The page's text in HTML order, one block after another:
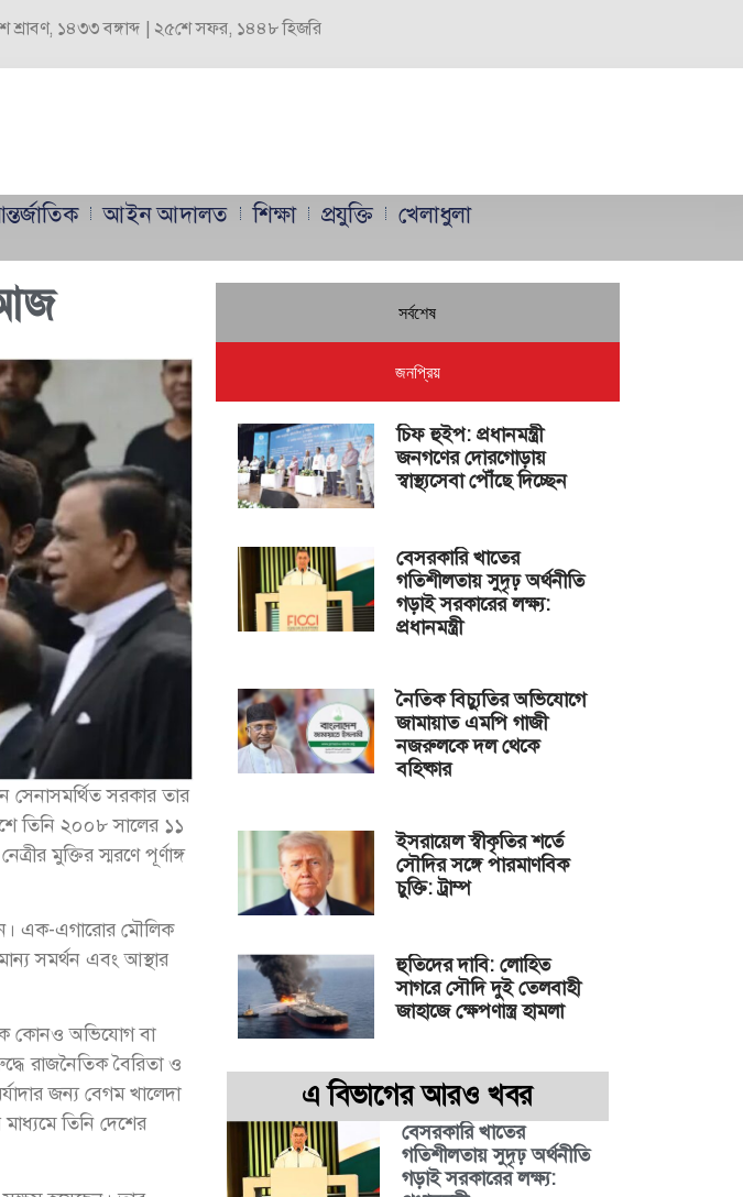
শ্রাবণ, ১৪৩৩ বঙ্গাব্দ | ২৫শে সফর, ১৪৪৮ হিজরি
আইন আদালত শিক্ষা প্রযুক্তি খেলাধুলা
আজ
সরকার তার
তিনি ২০০৮ সালের ১১
মুক্তির স্মরণে পূর্ণাঙ্গ
এক-এগারোর মৌলিক
সমর্থন এবং আস্থার
কোনও অভিযোগ বা
রাজনৈতিক বৈরিতা ও
জন্য বেগম খালেদা
তিনি দেশের
সর্বশেষ
জনপ্রিয়
চিফ হুইপ: প্রধানমন্ত্রী
জনগণের দোরগোড়ায়
স্বাস্থ্যসেবা পৌঁছে দিচ্ছেন
বেসরকারি খাতের
গতিশীলতায় সুদৃঢ় অর্থনীতি
গড়াই সরকারের লক্ষ্য:
প্রধানমন্ত্রী
নৈতিক বিচ্যুতির অভিযোগে
জামায়াত এমপি গাজী
নজরুলকে দল থেকে
বহিষ্কার
ইসরায়েল স্বীকৃতির শর্তে
সৌদির সঙ্গে পারমাণবিক
চুক্তি: ট্রাম্প
হুতিদের দাবি: লোহিত
সাগরে সৌদি দুই তেলবাহী
জাহাজে ক্ষেপণাস্ত্র হামলা
এ বিভাগের আরও খবর
বেসরকারি খাতের
গতিশীলতায় সুদৃঢ় অর্থনীতি
গড়াই সরকারের লক্ষ্য: